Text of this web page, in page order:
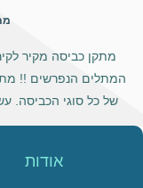
מתקן כביסה מקיר
המתלים הנפרשים !!
של כל סוגי הכביסה.
אודות